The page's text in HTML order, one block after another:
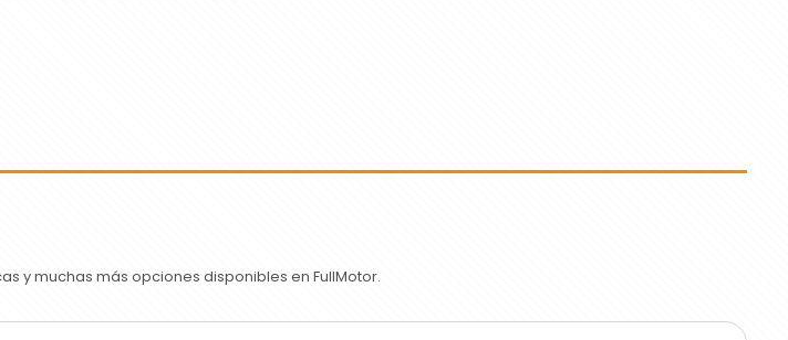
y muchas más opciones disponibles en FullMotor.